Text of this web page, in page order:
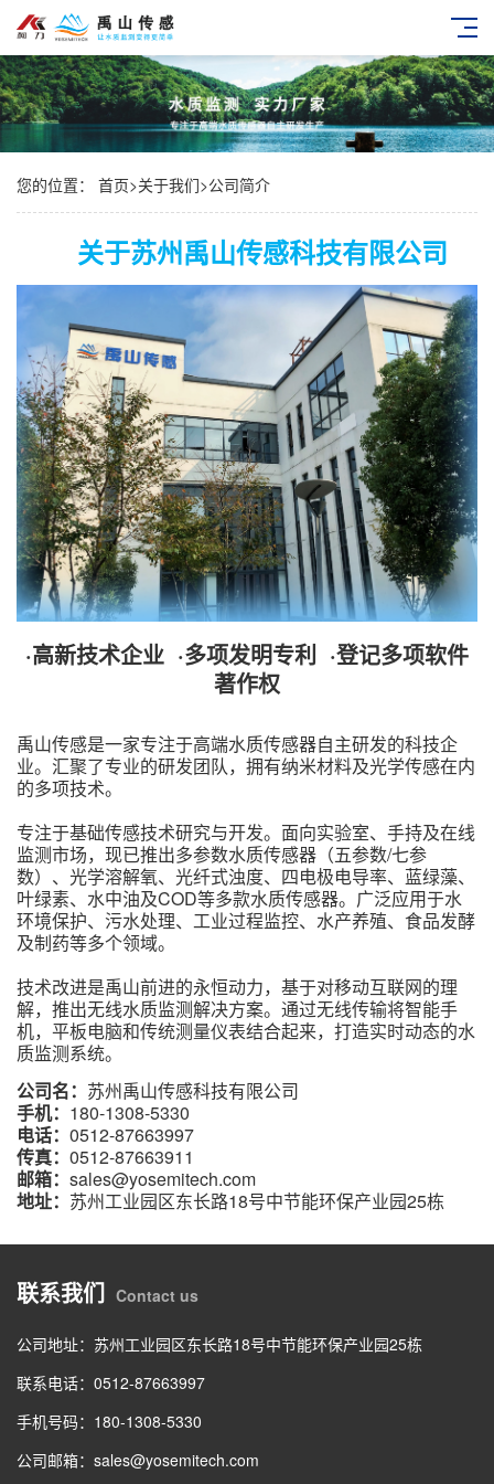
您的位置： 首页>关于我们>公司简介
关于苏州禹山传感科技有限公司
·高新技术企业 ·多项发明专利 ·登记多项软件
著作权
禹山传感是一家专注于高端水质传感器自主研发的科技企
业。汇聚了专业的研发团队，拥有纳米材料及光学传感在内
的多项技术。
专注于基础传感技术研究与开发。面向实验室、手持及在线
监测市场，现已推出多参数水质传感器（五参数/七参
数）、光学溶解氧、光纤式浊度、四电极电导率、蓝绿藻、
叶绿素、水中油及COD等多款水质传感器。广泛应用于水
环境保护、污水处理、工业过程监控、水产养殖、食品发酵
及制药等多个领域。
技术改进是禹山前进的永恒动力，基于对移动互联网的理
解，推出无线水质监测解决方案。通过无线传输将智能手
机，平板电脑和传统测量仪表结合起来，打造实时动态的水
质监测系统。
公司名： 苏州禹山传感科技有限公司
手机： 180-1308-5330
电话： 0512-87663997
传真： 0512-87663911
邮箱： sales@yosemitech.com
地址： 苏州工业园区东长路18号中节能环保产业园25栋
联系我们 Contact us
公司地址：苏州工业园区东长路18号中节能环保产业园25栋
联系电话：0512-87663997
手机号码：180-1308-5330
公司邮箱：sales@yosemitech.com